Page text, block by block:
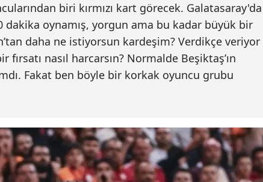
biri kırmızı kart görecek. Galatasaray'da
dakika oynamış, yorgun ama bu kadar büyük bir
daha ne istiyorsun kardeşim? Verdikçe veriyor
nasıl harcarsın? Normalde Beşiktaş’ın
Fakat ben böyle bir korkak oyuncu grubu